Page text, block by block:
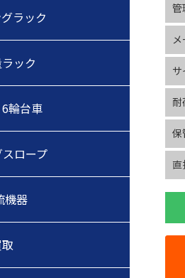
ラック
ック
輪台車
ロープ
機器
管
耐
保
直